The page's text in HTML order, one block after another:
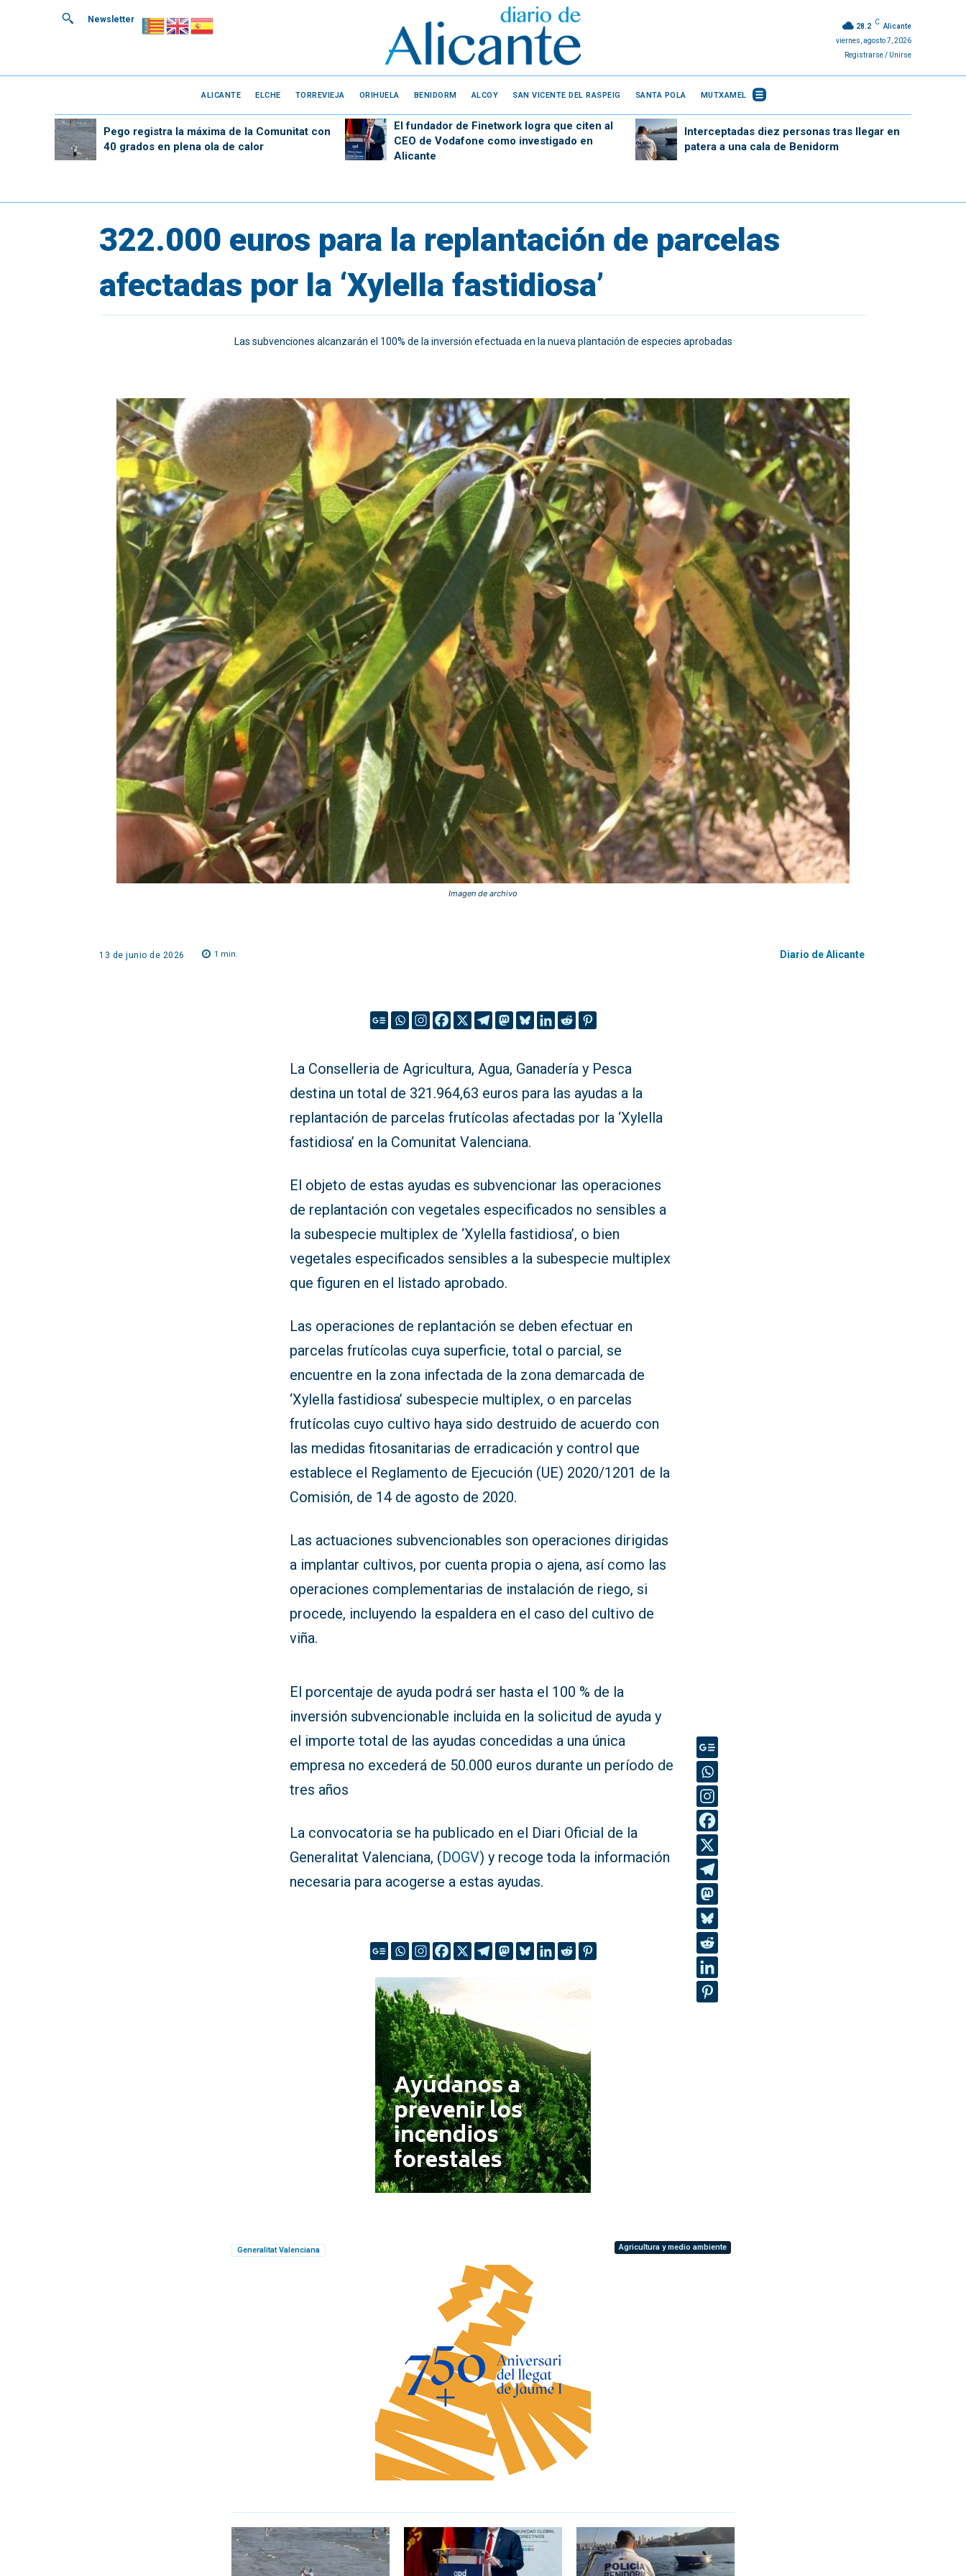
Newsletter
28.2
C
Alicante
viernes, agosto 7, 2026
Registrarse / Unirse
ALICANTE ELCHE TORREVIEJA ORIHUELA BENIDORM ALCOY SAN VICENTE DEL RASPEIG SANTA POLA MUTXAMEL
Pego registra la máxima de la Comunitat con
40 grados en plena ola de calor
El fundador de Finetwork logra que citen al
CEO de Vodafone como investigado en
Alicante
Interceptadas diez personas tras llegar en
patera a una cala de Benidorm
322.000 euros para la replantación de parcelas
afectadas por la ‘Xylella fastidiosa’
Las subvenciones alcanzarán el 100% de la inversión efectuada en la nueva plantación de especies aprobadas
Imagen de archivo
13 de junio de 2026 1 min. Diario de Alicante
La Conselleria de Agricultura, Agua, Ganadería y Pesca
destina un total de 321.964,63 euros para las ayudas a la
replantación de parcelas frutícolas afectadas por la ‘Xylella
fastidiosa’ en la Comunitat Valenciana.
El objeto de estas ayudas es subvencionar las operaciones
de replantación con vegetales especificados no sensibles a
la subespecie multiplex de ‘Xylella fastidiosa’, o bien
vegetales especificados sensibles a la subespecie multiplex
que figuren en el listado aprobado.
Las operaciones de replantación se deben efectuar en
parcelas frutícolas cuya superficie, total o parcial, se
encuentre en la zona infectada de la zona demarcada de
‘Xylella fastidiosa’ subespecie multiplex, o en parcelas
frutícolas cuyo cultivo haya sido destruido de acuerdo con
las medidas fitosanitarias de erradicación y control que
establece el Reglamento de Ejecución (UE) 2020/1201 de la
Comisión, de 14 de agosto de 2020.
Las actuaciones subvencionables son operaciones dirigidas
a implantar cultivos, por cuenta propia o ajena, así como las
operaciones complementarias de instalación de riego, si
procede, incluyendo la espaldera en el caso del cultivo de
viña.
El porcentaje de ayuda podrá ser hasta el 100 % de la
inversión subvencionable incluida en la solicitud de ayuda y
el importe total de las ayudas concedidas a una única
empresa no excederá de 50.000 euros durante un período de
tres años
La convocatoria se ha publicado en el Diari Oficial de la
Generalitat Valenciana, (DOGV) y recoge toda la información
necesaria para acogerse a estas ayudas.
Generalitat Valenciana Agricultura y medio ambiente